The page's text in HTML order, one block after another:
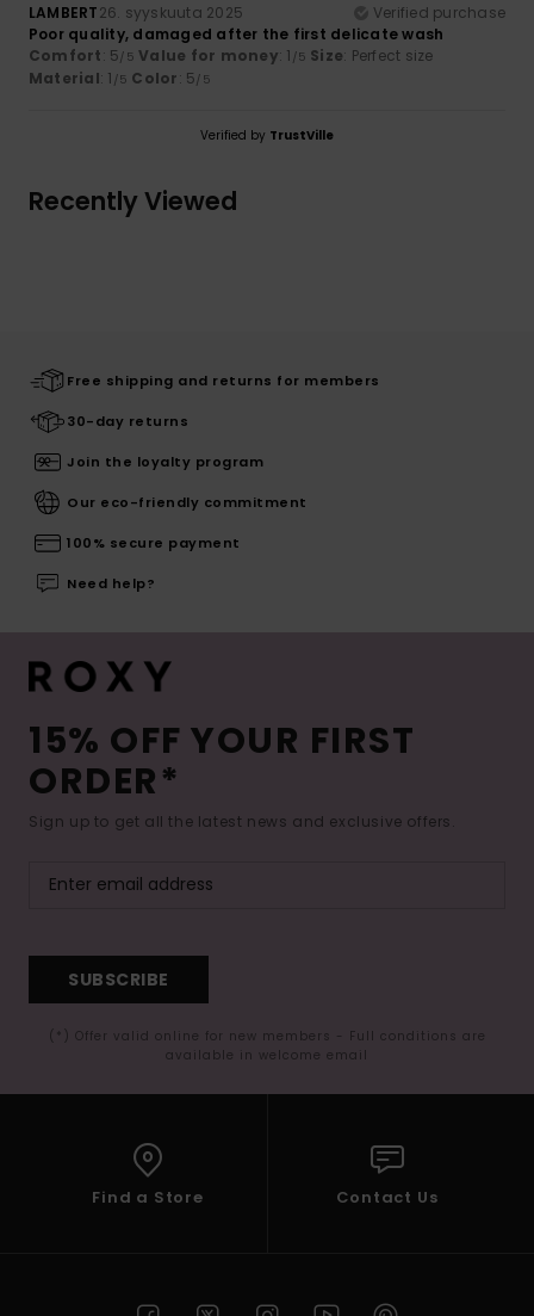
LAMBERT26. syyskuuta 2025
Verified purchase
Poor quality, damaged after the first delicate wash
Comfort: 5/5 Value for money: 1 /5 Size: Perfect size
Material: 1 /5 Color: 5/5
Verified by TrustVille
Recently Viewed
Free shipping and returns for members
30-day returns
Join the loyalty program
Our eco-friendly commitment
100% secure payment
Need help?
15% OFF YOUR FIRST
ORDER*
Sign up to get all the latest news and exclusive offers.
SUBSCRIBE
(*) Offer valid online for new members - Full conditions are
available in welcome email
Find a Store Contact Us